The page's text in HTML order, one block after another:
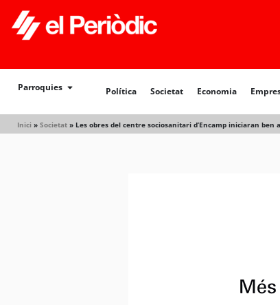
Parroquies Política Societat Economia
Inici » Societat » Les obres del centre sociosanitari d’Encamp iniciaran